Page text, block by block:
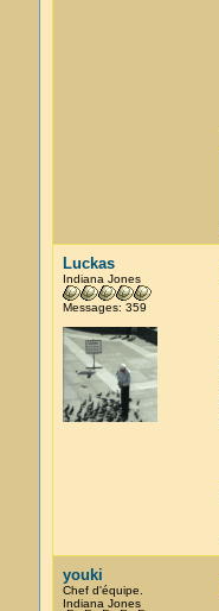
Luckas
Indiana Jones
Messages: 359
youki
Chef d'équipe.
Indiana Jones